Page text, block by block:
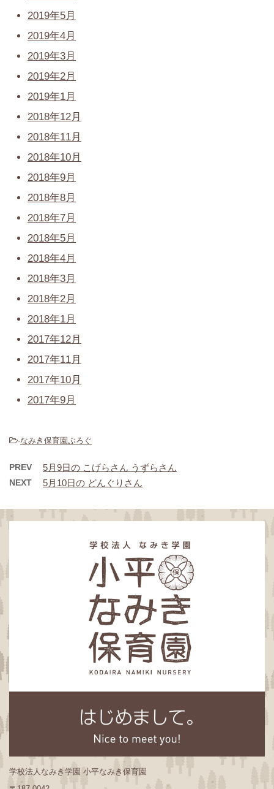
2019年5月
2019年4月
2019年3月
2019年2月
2019年1月
2018年12月
2018年11月
2018年10月
2018年9月
2018年8月
2018年7月
2018年5月
2018年4月
2018年3月
2018年2月
2018年1月
2017年12月
2017年11月
2017年10月
2017年9月
-なみき保育園ぶろぐ
PREV 5月9日の こげらさん うずらさん
NEXT 5月10日の どんぐりさん
学校法人なみき学園 小平なみき保育園